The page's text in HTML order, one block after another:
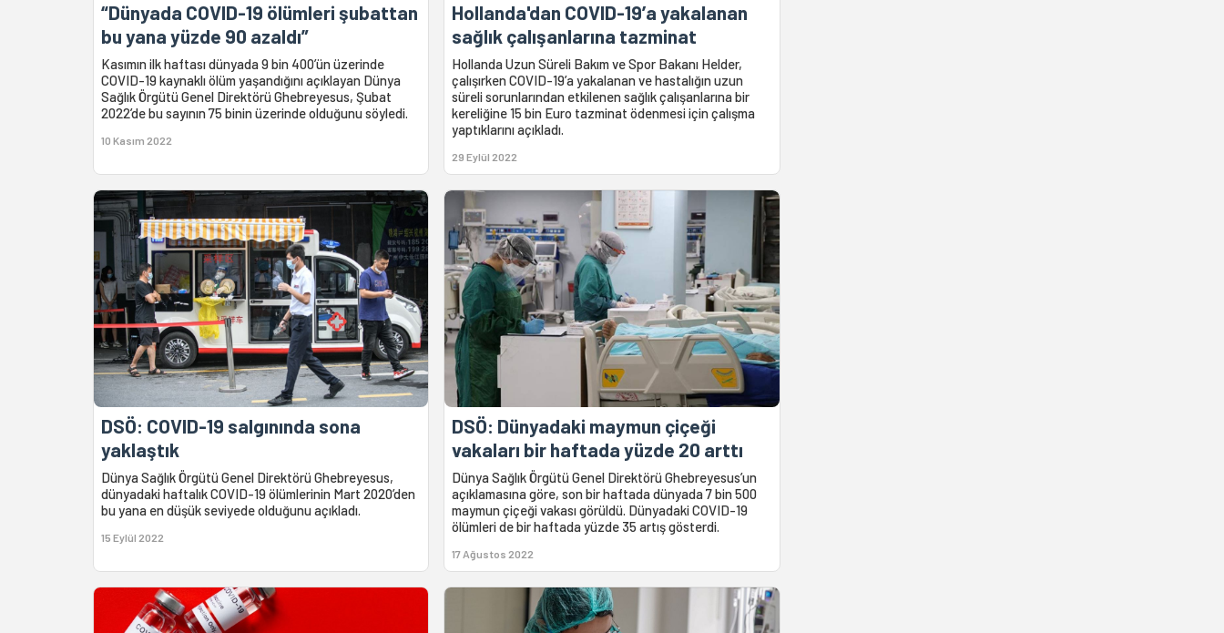
“Dünyada COVID-19 ölümleri şubattan
bu yana yüzde 90 azaldı”
Kasımın ilk haftası dünyada 9 bin 400’ün üzerinde
COVID-19 kaynaklı ölüm yaşandığını açıklayan Dünya
Sağlık Örgütü Genel Direktörü Ghebreyesus, Şubat
2022’de bu sayının 75 binin üzerinde olduğunu söyledi.
10 Kasım 2022
Hollanda'dan COVID-19’a yakalanan
sağlık çalışanlarına tazminat
Hollanda Uzun Süreli Bakım ve Spor Bakanı Helder,
çalışırken COVID-19’a yakalanan ve hastalığın uzun
süreli sorunlarından etkilenen sağlık çalışanlarına bir
kereliğine 15 bin Euro tazminat ödenmesi için çalışma
yaptıklarını açıkladı.
29 Eylül 2022
DSÖ: COVID-19 salgınında sona
yaklaştık
Dünya Sağlık Örgütü Genel Direktörü Ghebreyesus,
dünyadaki haftalık COVID-19 ölümlerinin Mart 2020’den
bu yana en düşük seviyede olduğunu açıkladı.
15 Eylül 2022
DSÖ: Dünyadaki maymun çiçeği
vakaları bir haftada yüzde 20 arttı
Dünya Sağlık Örgütü Genel Direktörü Ghebreyesus’un
açıklamasına göre, son bir haftada dünyada 7 bin 500
maymun çiçeği vakası görüldü. Dünyadaki COVID-19
ölümleri de bir haftada yüzde 35 artış gösterdi.
17 Ağustos 2022